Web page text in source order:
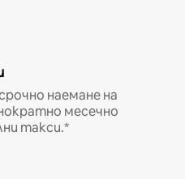
наемане на
месечно
такси.*